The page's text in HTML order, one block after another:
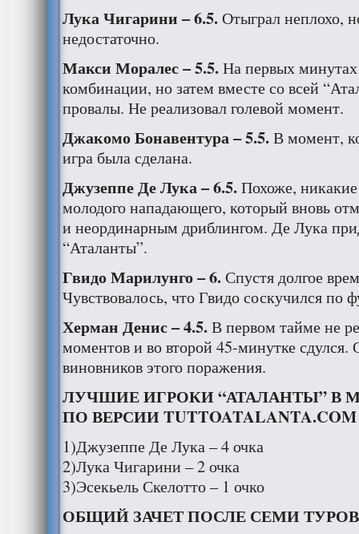
Лука Чигарини – 6.5.Отыграл неплохо,
недостаточно.
Макси Моралес – 5.5.На первых
комбинации, но затем вместе со всей
провалы. Не реализовал голевой момент.
Джакомо Бонавентура – 5.5.В момент,
игра была сделана.
Джузеппе Де Лука – 6.5.Похоже,
молодого нападающего, который вновь
и неординарным дриблингом. Де Лука
“Аталанты”.
Гвидо Марилунго – 6.Спустя долгое
Чувствовалось, что Гвидо соскучился по
Херман Денис – 4.5.В первом тайме не
моментов и во второй 45-минутке сдулся.
виновников этого поражения.
ЛУЧШИЕ ИГРОКИ “АТАЛАНТЫ” В
ПО ВЕРСИИ TUTTOATALANTA.COM
1)Джузеппе Де Лука – 4 очка
2)Лука Чигарини – 2 очка
3)Эсекьель Скелотто – 1 очко
ОБЩИЙ ЗАЧЕТ ПОСЛЕ СЕМИ ТУРОВ